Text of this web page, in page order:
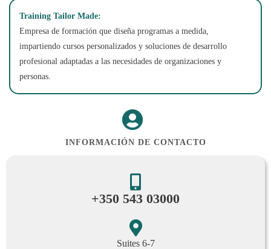
Training Tailor Made:
Empresa de formación que diseña programas a medida,
impartiendo cursos personalizados y soluciones de desarrollo
profesional adaptadas a las necesidades de organizaciones y
personas.
INFORMACIÓN DE CONTACTO
+350 543 03000
Suites 6-7